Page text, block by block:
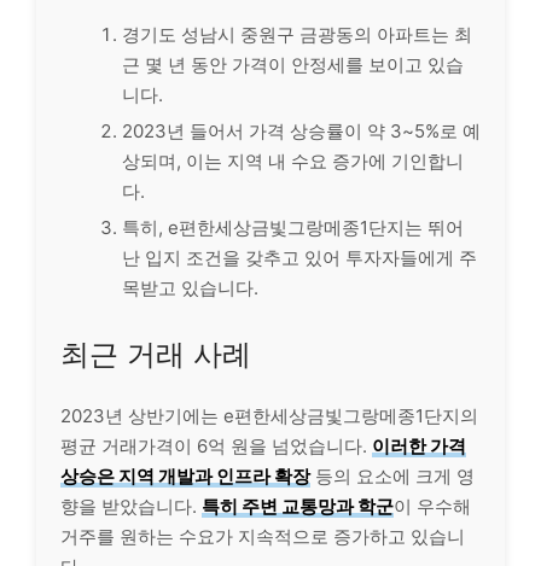
경기도 성남시 중원구 금광동의 아파트는 최
근 몇 년 동안 가격이 안정세를 보이고 있습
니다.
2023년 들어서 가격 상승률이 약 3~5%로 예
상되며, 이는 지역 내 수요 증가에 기인합니
다.
특히, e편한세상금빛그랑메종1단지는 뛰어
난 입지 조건을 갖추고 있어 투자자들에게 주
목받고 있습니다.
최근 거래 사례
2023년 상반기에는 e편한세상금빛그랑메종1단지의
평균 거래가격이 6억 원을 넘었습니다. 이러한 가격
상승은 지역 개발과 인프라 확장등의 요소에 크게 영
향을 받았습니다. 특히 주변 교통망과 학군이 우수해
거주를 원하는 수요가 지속적으로 증가하고 있습니